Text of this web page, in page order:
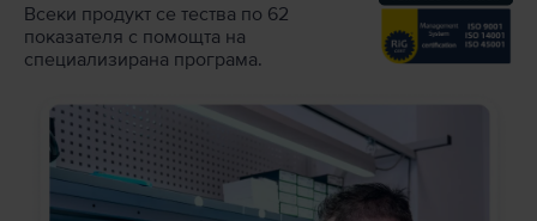
Всеки продукт се тества по 62
показателя с помощта на
специализирана програма.